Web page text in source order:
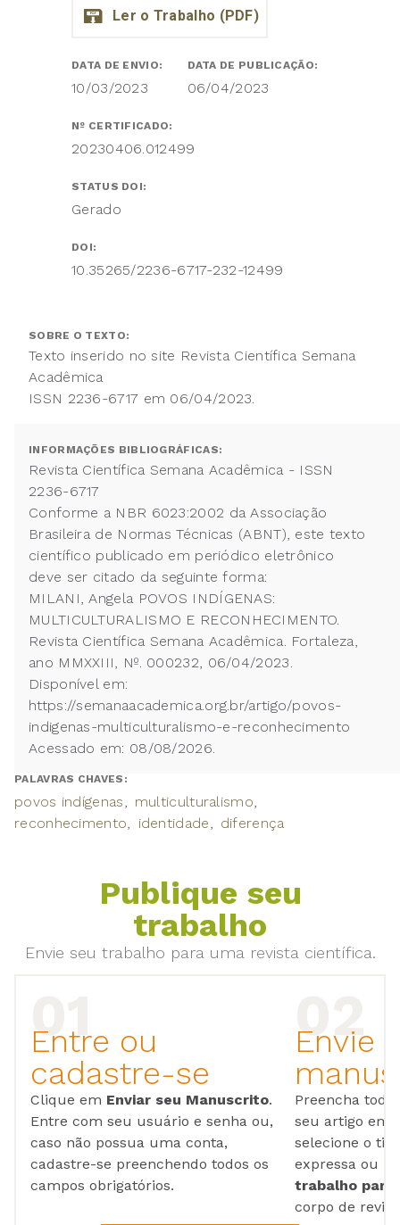
DATA DE ENVIO:
10/03/2023
DATA DE PUBLICAÇÃO:
06/04/2023
Nº CERTIFICADO:
20230406.012499
STATUS DOI:
Gerado
DOI:
10.35265/2236-6717-232-12499
SOBRE O TEXTO:
Texto inserido no site Revista Científica Semana
Acadêmica
ISSN 2236-6717 em 06/04/2023.
INFORMAÇÕES BIBLIOGRÁFICAS:
Revista Científica Semana Acadêmica - ISSN
2236-6717
Conforme a NBR 6023:2002 da Associação
Brasileira de Normas Técnicas (ABNT), este texto
científico publicado em periódico eletrônico
deve ser citado da seguinte forma:
MILANI, Angela POVOS INDÍGENAS:
MULTICULTURALISMO E RECONHECIMENTO.
Revista Científica Semana Acadêmica. Fortaleza,
ano MMXXIII, Nº. 000232, 06/04/2023.
Disponível em:
https://semanaacademica.org.br/artigo/povos-
indigenas-multiculturalismo-e-reconhecimento
Acessado em: 08/08/2026.
PALAVRAS CHAVES:
povos indígenas
multiculturalismo
reconhecimento
identidade diferença
Publique seu
trabalho
Envie seu trabalho para uma revista científica.
Entre ou
cadastre-se
Clique em Enviar seu Manuscrito.
Entre com seu usuário e senha ou,
caso não possua uma conta,
cadastre-se preenchendo todos os
campos obrigatórios.
Envie
Preencha
seu artigo em
selecione o
expressa ou
trabalho para
corpo de